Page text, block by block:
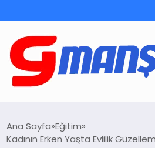
Ana Sayfa Eğitim
Kadının Erken Yaşta Evlilik